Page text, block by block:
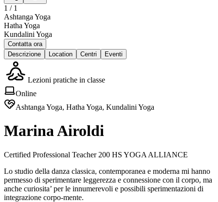
1 / 1
Ashtanga Yoga
Hatha Yoga
Kundalini Yoga
Contatta ora
Descrizione
Location Centri Eventi
Lezioni pratiche in classe
Online
Ashtanga Yoga, Hatha Yoga, Kundalini Yoga
Marina Airoldi
Certified Professional Teacher 200 HS YOGA ALLIANCE
Lo studio della danza classica, contemporanea e moderna mi hanno
permesso di sperimentare leggerezza e connessione con il corpo, ma
anche curiosita’ per le innumerevoli e possibili sperimentazioni di
integrazione corpo-mente.